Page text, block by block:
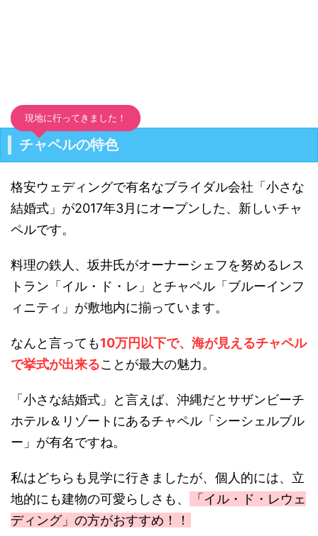
現地に行ってきました！
チャペルの特色
格安ウェディングで有名なブライダル会社「小さな
結婚式」が2017年3月にオープンした、新しいチャ
ペルです。
料理の鉄人、坂井氏がオーナーシェフを努めるレス
トラン「イル・ド・レ」とチャペル「ブルーインフ
ィニティ」が敷地内に揃っています。
なんと言っても10万円以下で、海が見えるチャペル
で挙式が出来ることが最大の魅力。
「小さな結婚式」と言えば、沖縄だとサザンビーチ
ホテル＆リゾートにあるチャペル「シーシェルブル
ー」が有名ですね。
私はどちらも見学に行きましたが、個人的には、立
地的にも建物の可愛らしさも、
「イル・ド・レウェ
ディング」の方がおすすめ！！